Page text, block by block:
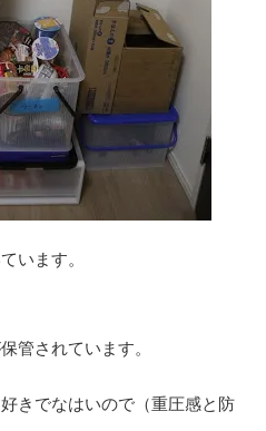
います。
管されています。
きでなはいので（重圧感と防